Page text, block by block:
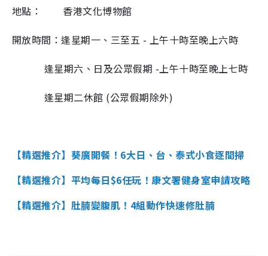
地點：
香港文化博物館
開放時間：逢星期一、三至五 - 上午十時至晚上六時
逢星期六、日及公眾假期 -上午十時至晚上七時
逢星期二休館 (公眾假期除外)
【精選推介】葵廣開餐！6大日、台、泰式小食逐間掃
【精選推介】平均每日$6任玩！康文署健身室申請攻略
【精選推介】肚腩變腹肌！4組動作快速修肚腩